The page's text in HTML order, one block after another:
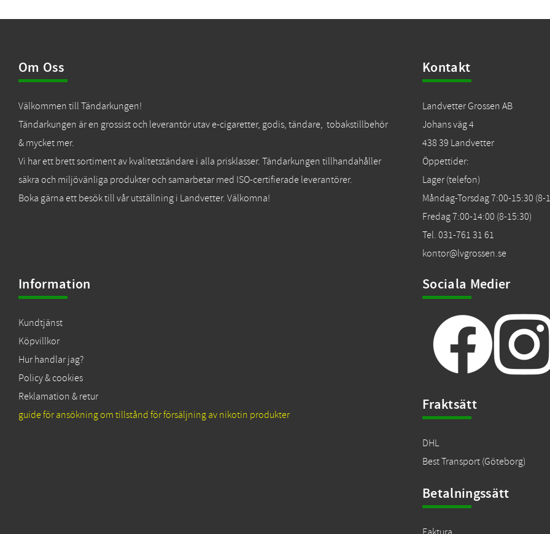
Om Oss
Välkommen till Tändarkungen!
Tändarkungen är en grossist och leverantör utav e-cigaretter, godis, tändare, tobakstillbehör
& mycket mer.
Vi har ett brett sortiment av kvalitetständare i alla prisklasser. Tändarkungen tillhandahåller
säkra och miljövänliga produkter och samarbetar med ISO-certifierade leverantörer.
Boka gärna ett besök till vår utställning i Landvetter. Välkomna!
Kontakt
Landvetter Grossen AB
Johans väg 4
438 39 Landvetter
Öppettider:
Lager (telefon)
Måndag-Torsdag 7:00-15:30 (8-
Fredag 7:00-14:00 (8-15:30)
Tel. 031-761 31 61
kontor@lvgrossen.se
Information
Kundtjänst
Köpvillkor
Hur handlar jag?
Policy & cookies
Reklamation & retur
guide för ansökning om tillstånd för försäljning av nikotin produkter
Sociala Medier
Fraktsätt
DHL
Best Transport (Göteborg)
Betalningssätt